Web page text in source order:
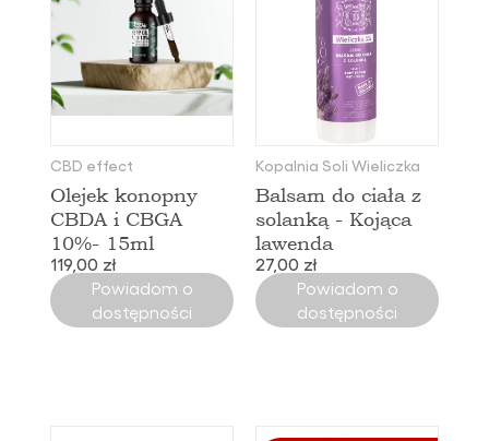
CBD effect
Olejek konopny
CBDA i CBGA
10%- 15ml
119,00 zł
Powiadom o
dostępności
Kopalnia Soli Wieliczka
Balsam do ciała z
solanką - Kojąca
lawenda
27,00 zł
Powiadom o
dostępności